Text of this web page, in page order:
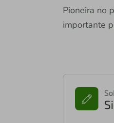
Pioneira no
importante